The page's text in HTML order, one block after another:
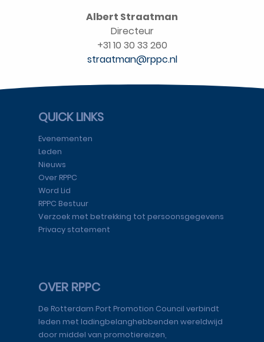
Albert Straatman
Directeur
+31 10 30 33 260
straatman@rppc.nl
QUICK LINKS
Evenementen
Leden
Nieuws
Over RPPC
Word Lid
RPPC Bestuur
Verzoek met betrekking tot persoonsgegevens
Privacy statement
OVER RPPC
De Rotterdam Port Promotion Council verbindt
leden met ladingbelanghebbenden wereldwijd
door middel van promotiereizen,